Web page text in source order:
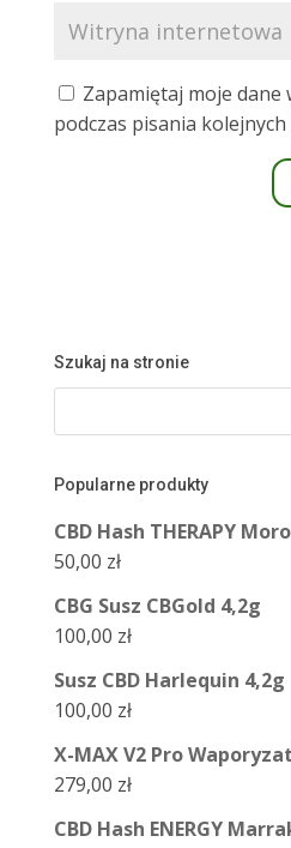
Zapamiętaj moje dane
podczas pisania
Szukaj na stronie
Popularne produkty
CBD Hash THERAPY
50,00 zł
CBG Susz CBGold 4,2g
100,00 zł
Susz CBD Harlequin 4,2g
100,00 zł
X-MAX V2 Pro
279,00 zł
CBD Hash ENERGY